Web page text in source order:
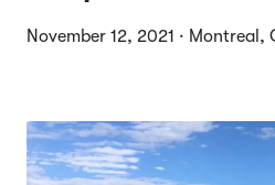
November 12, 2021 · Montreal,